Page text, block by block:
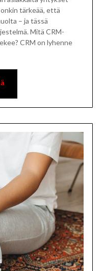
tärkeää, että
– ja tässä
Mitä CRM-
CRM on lyhenne